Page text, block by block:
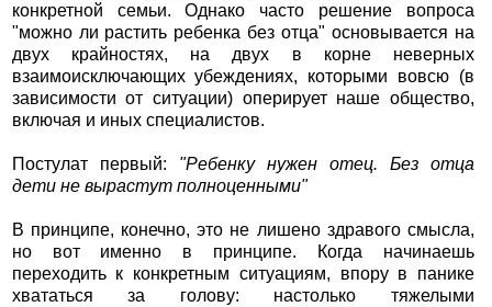
конкретной семьи. Однако часто решение вопроса
"можно ли растить ребенка без отца" основывается на
двух крайностях, на двух в корне неверных
взаимоисключающих убеждениях, которыми вовсю (в
зависимости от ситуации) оперирует наше общество,
включая и иных специалистов.
Постулат первый: "Ребенку нужен отец. Без отца
дети не вырастут полноценными"
В принципе, конечно, это не лишено здравого смысла,
но вот именно в принципе. Когда начинаешь
переходить к конкретным ситуациям, впору в панике
хвататься за голову: настолько тяжелыми